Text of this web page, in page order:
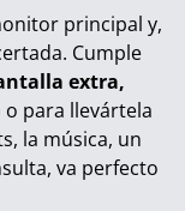
principal y,
Cumple
extra,
para llevártela
la música, un
va perfecto